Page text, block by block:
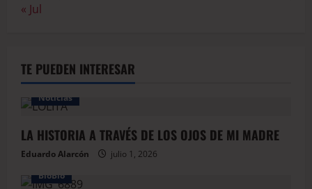
« Jul
TE PUEDEN INTERESAR
Noticias
LA HISTORIA A TRAVÉS DE LOS OJOS DE MI MADRE
Eduardo Alarcón
julio 1, 2026
BioBio